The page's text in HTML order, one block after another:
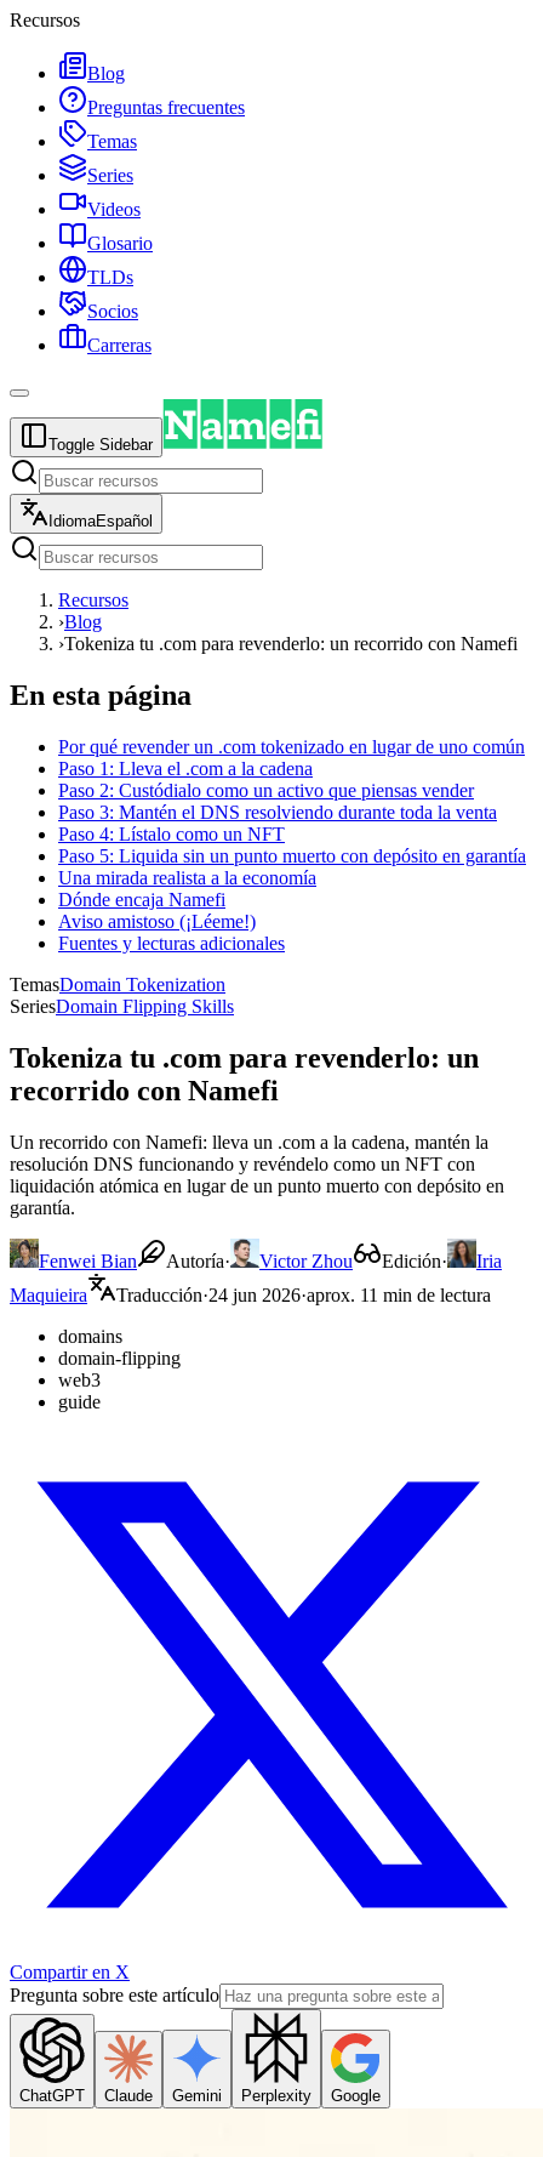
Recursos
Blog
Preguntas frecuentes
Temas
Series
Videos
Glosario
TLDs
Socios
Carreras
Toggle Sidebar
IdiomaEspañol
Recursos
›Blog
›Tokeniza tu .com para revenderlo: un recorrido con Namefi
En esta página
Por qué revender un .com tokenizado en lugar de uno común
Paso 1: Lleva el .com a la cadena
Paso 2: Custódialo como un activo que piensas vender
Paso 3: Mantén el DNS resolviendo durante toda la venta
Paso 4: Lístalo como un NFT
Paso 5: Liquida sin un punto muerto con depósito en garantía
Una mirada realista a la economía
Dónde encaja Namefi
Aviso amistoso (¡Léeme!)
Fuentes y lecturas adicionales
TemasDomain Tokenization
SeriesDomain Flipping Skills
Tokeniza tu .com para revenderlo: un
recorrido con Namefi
Un recorrido con Namefi: lleva un .com a la cadena, mantén la
resolución DNS funcionando y revéndelo como un NFT con
liquidación atómica en lugar de un punto muerto con depósito en
garantía.
Fenwei Bian Autoría· Victor Zhou Edición·
Iria
Maquieira
Traducción·24 jun 2026·aprox. 11 min de lectura
domains
domain-flipping
web3
guide
Compartir en X
Pregunta sobre este artículo
ChatGPT Claude Gemini Perplexity Google